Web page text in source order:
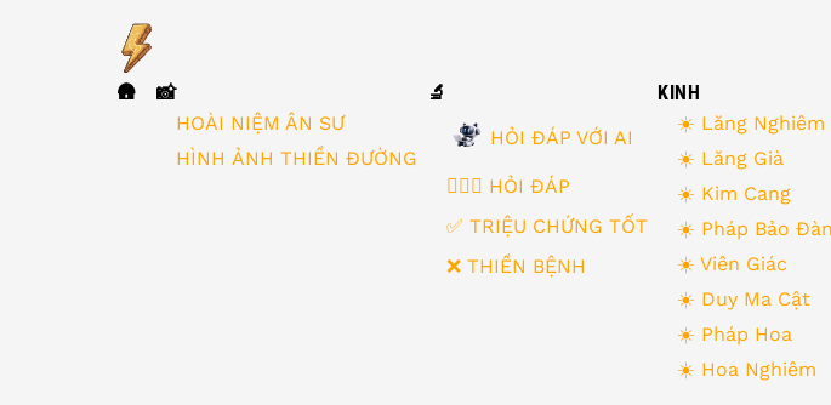
🛖
📸
HOÀI NIỆM ÂN SƯ
HÌNH ẢNH THIỀN ĐƯỜNG
🔬
HỎI ĐÁP VỚI AI
🙋🏻‍♂️ HỎI ĐÁP
✅ TRIỆU CHỨNG TỐT
❌ THIỀN BỆNH
KINH
☀️ Lăng Nghiêm
☀️ Lăng Già
☀️ Kim Cang
☀️ Pháp Bảo Đàn
☀️ Viên Giác
☀️ Duy Ma Cật
☀️ Pháp Hoa
☀️ Hoa Nghiêm